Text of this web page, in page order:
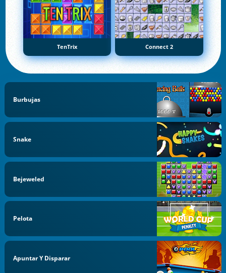
TenTrix Connect 2
Burbujas
Snake
Bejeweled
Pelota
Apuntar Y Disparar